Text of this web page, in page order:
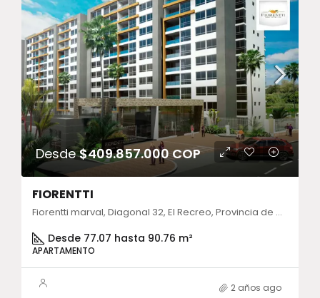
Desde$409.857.000 COP
FIORENTTI
Fiorentti marval, Diagonal 32, El Recreo, Provincia de Cartagena, Bolívar, Colombia
Desde 77.07 hasta 90.76 m²
APARTAMENTO
2 años ago